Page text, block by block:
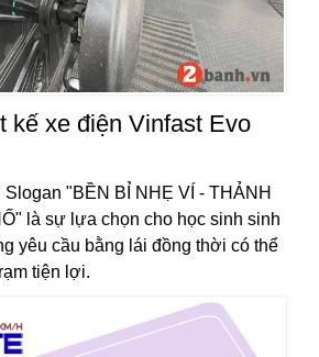
kế xe điện Vinfast Evo
Slogan "BỀN BỈ NHẸ VÍ - THẢNH
là sự lựa chọn cho học sinh sinh
yêu cầu bằng lái đồng thời có thể
tiện lợi.